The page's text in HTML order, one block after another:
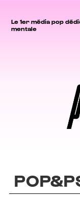
Le 1er média pop
mentale